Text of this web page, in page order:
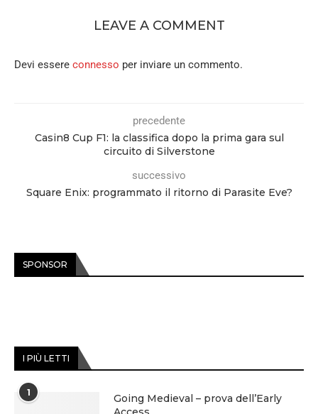
LEAVE A COMMENT
Devi essere connesso per inviare un commento.
precedente
Casin8 Cup F1: la classifica dopo la prima gara sul
circuito di Silverstone
successivo
Square Enix: programmato il ritorno di Parasite Eve?
SPONSOR
I PIÙ LETTI
1
Going Medieval – prova dell’Early